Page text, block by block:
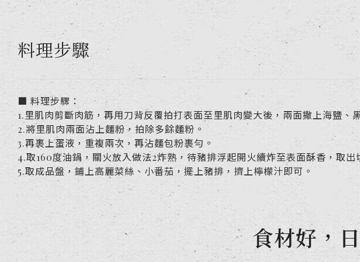
料理步驟
■ 料理步驟：
1.里肌肉剪斷肉筋，再用刀背反覆拍打表面至里肌肉變大後，兩面撒上海鹽、
2.將里肌肉兩面沾上麵粉，拍除多餘麵粉。
3.再裹上蛋液，重複兩次，再沾麵包粉裹勻。
4.取160度油鍋，關火放入做法2炸熟，待豬排浮起開火續炸至表面酥香，取出
5.取成品盤，鋪上高麗菜絲、小番茄，擺上豬排，擠上檸檬汁即可。
食材好，